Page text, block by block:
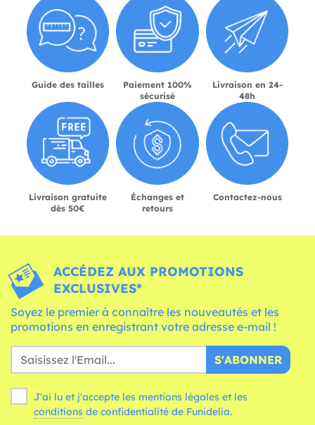
Guide des tailles
Paiement 100%
sécurisé
Livraison en 24-
48h
Livraison gratuite
dès 50€
Échanges et
retours
Contactez-nous
ACCÉDEZ AUX PROMOTIONS
EXCLUSIVES*
Soyez le premier à connaître les nouveautés et les
promotions en enregistrant votre adresse e-mail !
S'ABONNER
J'ai lu et j'accepte les mentions légales et les
conditions de confidentialité de Funidelia.